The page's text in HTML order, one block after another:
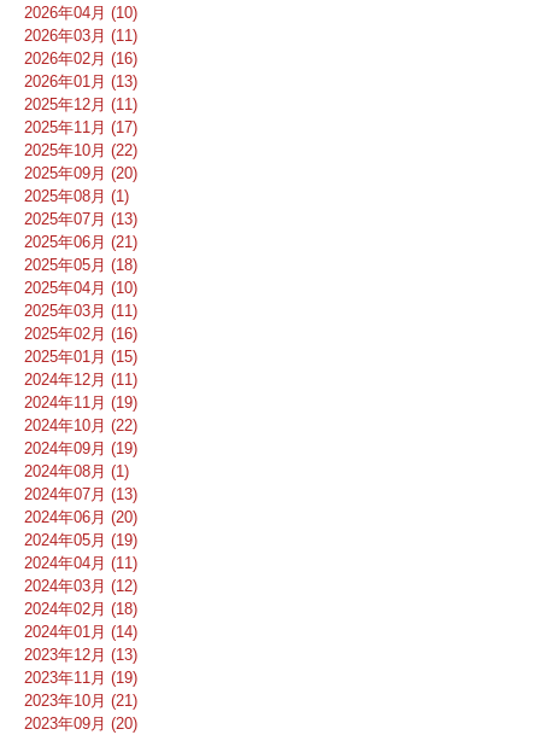
2026年04月 (10)
2026年03月 (11)
2026年02月 (16)
2026年01月 (13)
2025年12月 (11)
2025年11月 (17)
2025年10月 (22)
2025年09月 (20)
2025年08月 (1)
2025年07月 (13)
2025年06月 (21)
2025年05月 (18)
2025年04月 (10)
2025年03月 (11)
2025年02月 (16)
2025年01月 (15)
2024年12月 (11)
2024年11月 (19)
2024年10月 (22)
2024年09月 (19)
2024年08月 (1)
2024年07月 (13)
2024年06月 (20)
2024年05月 (19)
2024年04月 (11)
2024年03月 (12)
2024年02月 (18)
2024年01月 (14)
2023年12月 (13)
2023年11月 (19)
2023年10月 (21)
2023年09月 (20)